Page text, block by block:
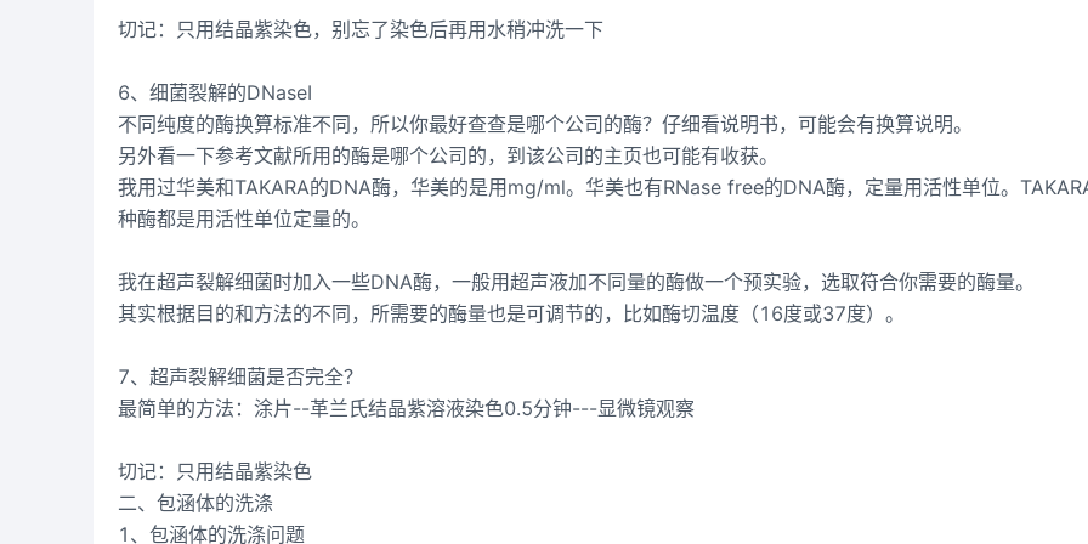
切记：只用结晶紫染色，别忘了染色后再用水稍冲洗一下
6、细菌裂解的DNaseI
不同纯度的酶换算标准不同，所以你最好查查是哪个公司的酶？仔细看说明书，可能会有换算说明。
另外看一下参考文献所用的酶是哪个公司的，到该公司的主页也可能有收获。
我用过华美和TAKARA的DNA酶，华美的是用mg/ml。华美也有RNase free的DNA酶，定量用活性单位。
种酶都是用活性单位定量的。
我在超声裂解细菌时加入一些DNA酶，一般用超声液加不同量的酶做一个预实验，选取符合你需要的酶量。
其实根据目的和方法的不同，所需要的酶量也是可调节的，比如酶切温度（16度或37度）。
7、超声裂解细菌是否完全？
最简单的方法：涂片--革兰氏结晶紫溶液染色0.5分钟---显微镜观察
切记：只用结晶紫染色
二、包涵体的洗涤
1、包涵体的洗涤问题